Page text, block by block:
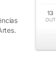
13
OUT